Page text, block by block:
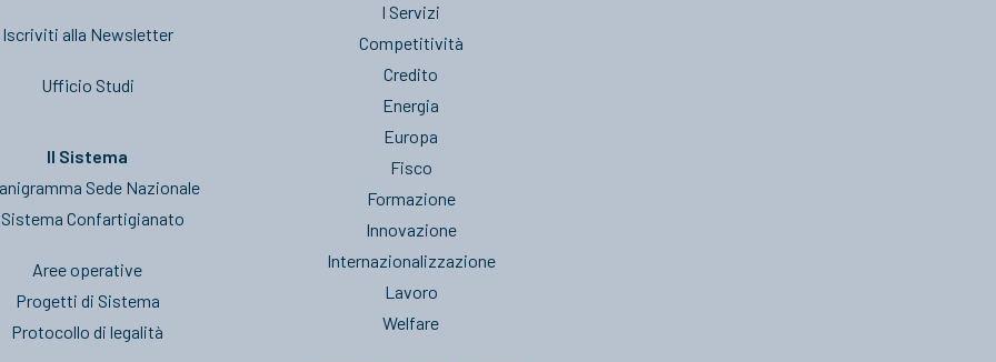
Iscriviti alla Newsletter
Ufficio Studi
Il Sistema
Sede Nazionale
Confartigianato
Aree operative
Progetti di Sistema
Protocollo di legalità
I Servizi
Competitività
Credito
Energia
Europa
Fisco
Formazione
Innovazione
Internazionalizzazione
Lavoro
Welfare